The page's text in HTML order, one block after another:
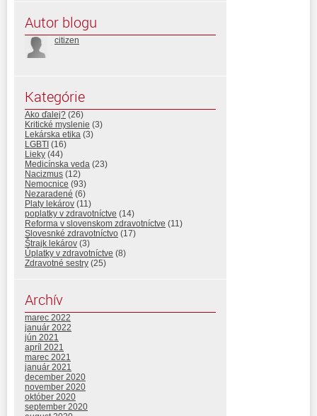
Autor blogu
citizen
Kategórie
Ako ďalej? (26)
Kritické myslenie (3)
Lekárska etika (3)
LGBTI (16)
Lieky (44)
Medicínska veda (23)
Nacizmus (12)
Nemocnice (93)
Nezaradené (6)
Platy lekárov (11)
poplatky v zdravotníctve (14)
Reforma v slovenskom zdravotníctve (11)
Slovesnké zdravotníctvo (17)
Štrajk lekárov (3)
Úplatky v zdravotníctve (8)
Zdravotné sestry (25)
Archív
marec 2022
január 2022
jún 2021
apríl 2021
marec 2021
január 2021
december 2020
november 2020
október 2020
september 2020